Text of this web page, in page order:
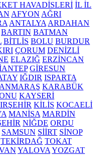
HAVADİSLERİ İL İL
AFYON AĞRI
ANTALYA ARDAHAN
BARTIN BATMAN
BİTLİS BOLU BURDUR
ÇORUM DENİZLİ
ELAZIĞ ERZİNCAN
GİRESUN
IĞDIR ISPARTA
KARABÜK
KAYSERİ
KİLİS KOCAELİ
MANİSA MARDİN
NİĞDE ORDU
SAMSUN SİİRT SİNOP
TEKİRDAĞ TOKAT
YALOVA YOZGAT